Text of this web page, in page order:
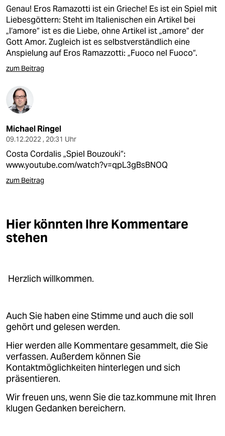
unterstützen
abo
genossenschaft
epaper login
Genau! Eros Ramazotti ist ein Grieche! Es ist ein Spiel mit
Liebesgöttern: Steht im Italienischen ein Artikel bei
„l‘amore“ ist es die Liebe, ohne Artikel ist „amore“ der
Gott Amor. Zugleich ist es selbstverständlich eine
Anspielung auf Eros Ramazzotti: „Fuoco nel Fuoco“.
zum Beitrag
Michael Ringel
09.12.2022 , 20:31 Uhr
Costa Cordalis „Spiel Bouzouki“:
www.youtube.com/watch?v=qpL3gBsBNOQ
zum Beitrag
Hier könnten Ihre Kommentare
stehen
Herzlich willkommen.
Auch Sie haben eine Stimme und auch die soll
gehört und gelesen werden.
Hier werden alle Kommentare gesammelt, die Sie
verfassen. Außerdem können Sie
Kontaktmöglichkeiten hinterlegen und sich
präsentieren.
Wir freuen uns, wenn Sie die taz.kommune mit Ihren
klugen Gedanken bereichern.